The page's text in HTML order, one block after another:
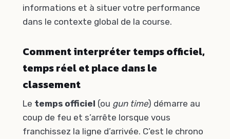
informations et à situer votre performance
dans le contexte global de la course.
Comment interpréter temps officiel,
temps réel et place dans le
classement
Le temps officiel (ou gun time) démarre au
coup de feu et s’arrête lorsque vous
franchissez la ligne d’arrivée. C’est le chrono